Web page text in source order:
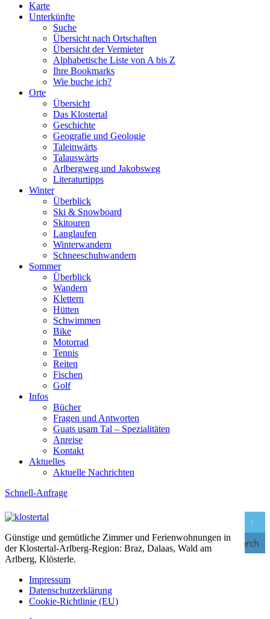
Karte
Unterkünfte
Suche
Übersicht nach Ortschaften
Übersicht der Vermieter
Alphabetische Liste von A bis Z
Ihre Bookmarks
Wie buche ich?
Orte
Übersicht
Das Klostertal
Geschichte
Geografie und Geologie
Taleinwärts
Talauswärts
Arlbergweg und Jakobsweg
Literaturtipps
Winter
Überblick
Ski & Snowboard
Skitouren
Langlaufen
Winterwandern
Schneeschuhwandern
Sommer
Überblick
Wandern
Klettern
Hütten
Schwimmen
Bike
Motorrad
Tennis
Reiten
Fischen
Golf
Infos
Bücher
Fragen und Antworten
Guats usam Tal – Spezialitäten
Anreise
Kontakt
Aktuelles
Aktuelle Nachrichten
Schnell-Anfrage
Search
Günstige und gemütliche Zimmer und Ferienwohnungen in
der Klostertal-Arlberg-Region: Braz, Dalaas, Wald am
Arlberg, Klösterle.
Impressum
Datenschutzerklärung
Cookie-Richtlinie (EU)